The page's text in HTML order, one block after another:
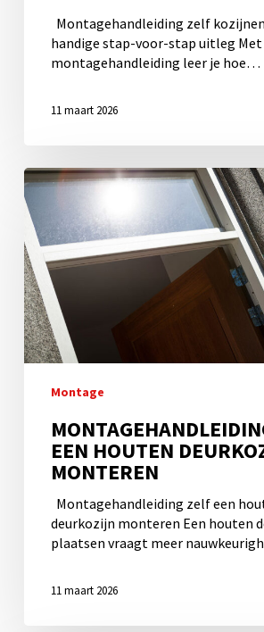
Montagehandleiding zelf
handige stap-voor-stap uitleg Met
montagehandleiding leer je hoe…
11 maart 2026
Montagehandleiding
zelf
een
houten
deurkozijn
monteren
Montage
EEN HOUTEN
MONTEREN
Montagehandleiding zelf een
deurkozijn monteren Een houten
plaatsen vraagt meer
11 maart 2026